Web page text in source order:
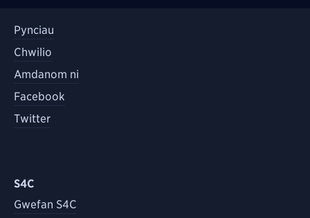
Pynciau
Chwilio
Amdanom ni
Facebook
Twitter
S4C
Gwefan S4C